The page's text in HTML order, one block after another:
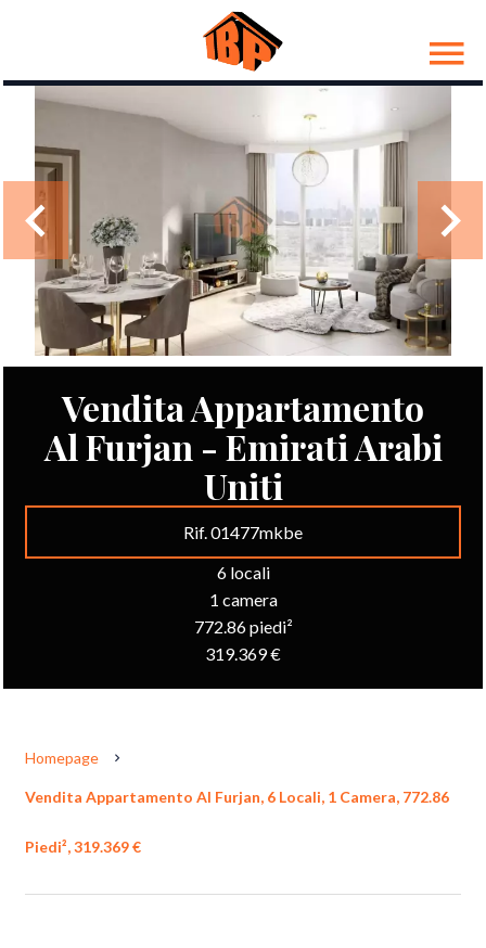
Vendita Appartamento
Al Furjan - Emirati Arabi
Uniti
Rif. 01477mkbe
6 locali
1 camera
772.86 piedi²
319.369 €
Homepage
Vendita Appartamento Al Furjan, 6 Locali, 1 Camera, 772.86
Piedi², 319.369 €